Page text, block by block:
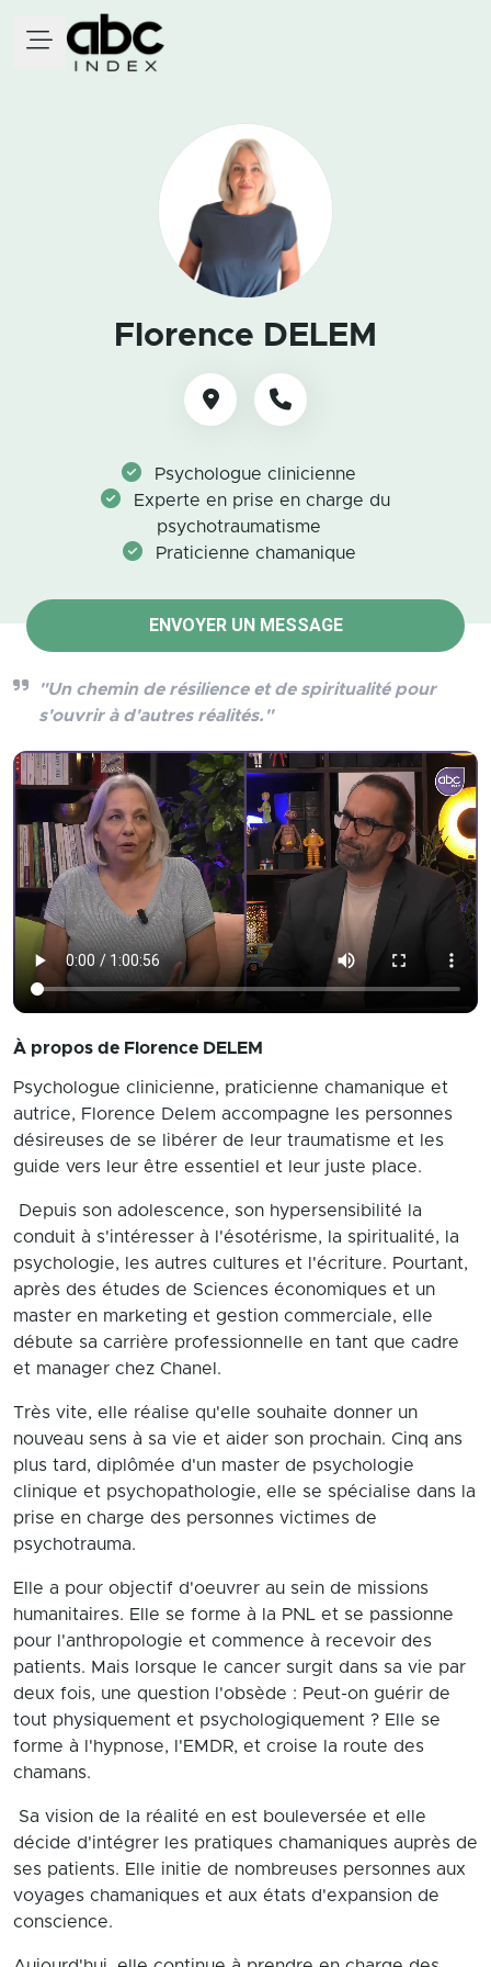
Florence DELEM
Psychologue clinicienne
Experte en prise en charge du
psychotraumatisme
Praticienne chamanique
ENVOYER UN MESSAGE
"Un chemin de résilience et de spiritualité pour
s'ouvrir à d'autres réalités."
À propos de Florence DELEM
Psychologue clinicienne, praticienne chamanique et
autrice, Florence Delem accompagne les personnes
désireuses de se libérer de leur traumatisme et les
guide vers leur être essentiel et leur juste place.
Depuis son adolescence, son hypersensibilité la
conduit à s'intéresser à l'ésotérisme, la spiritualité, la
psychologie, les autres cultures et l'écriture. Pourtant,
après des études de Sciences économiques et un
master en marketing et gestion commerciale, elle
débute sa carrière professionnelle en tant que cadre
et manager chez Chanel.
Très vite, elle réalise qu'elle souhaite donner un
nouveau sens à sa vie et aider son prochain. Cinq ans
plus tard, diplômée d'un master de psychologie
clinique et psychopathologie, elle se spécialise dans la
prise en charge des personnes victimes de
psychotrauma.
Elle a pour objectif d'oeuvrer au sein de missions
humanitaires. Elle se forme à la PNL et se passionne
pour l'anthropologie et commence à recevoir des
patients. Mais lorsque le cancer surgit dans sa vie par
deux fois, une question l'obsède : Peut-on guérir de
tout physiquement et psychologiquement ? Elle se
forme à l'hypnose, l'EMDR, et croise la route des
chamans.
Sa vision de la réalité en est bouleversée et elle
décide d'intégrer les pratiques chamaniques auprès de
ses patients. Elle initie de nombreuses personnes aux
voyages chamaniques et aux états d'expansion de
conscience.